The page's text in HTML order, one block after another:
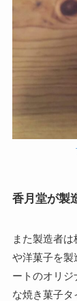
香月堂が製
また製造者
や洋菓子を製
ートのオリジ
な焼き菓子タ